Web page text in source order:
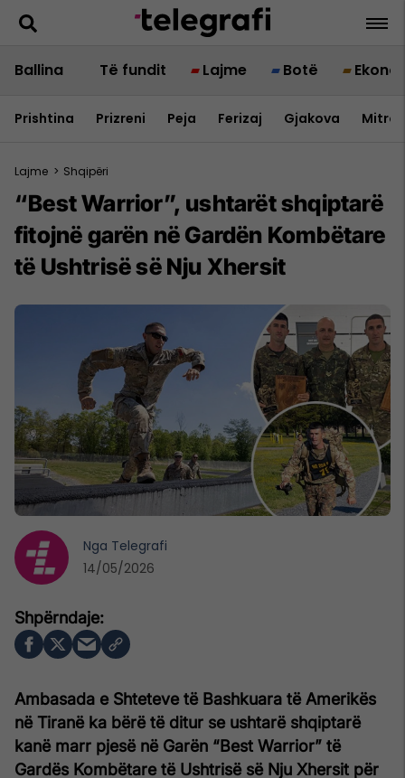
Ballina Të fundit Lajme Botë
Prishtina Prizreni Peja Ferizaj Gjakova
Lajme > Shqipëri
“Best Warrior”, ushtarët shqiptarë
fitojnë garën në Gardën Kombëtare
të Ushtrisë së Nju Xhersit
Ambasada e Shteteve të Bashkuara të Amerikës
në Tiranë ka bërë të ditur se ushtarë shqiptarë
kanë marr pjesë në Garën “Best Warrior” të
Gardës Kombëtare të Ushtrisë së Nju Xhersit për
Nga Telegrafi
14/05/2026